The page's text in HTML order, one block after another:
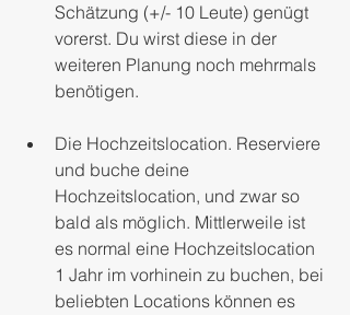
Schätzung (+/- 10 Leute) genügt
vorerst. Du wirst diese in der
weiteren Planung noch mehrmals
benötigen.
Die Hochzeitslocation. Reserviere
und buche deine
Hochzeitslocation, und zwar so
bald als möglich. Mittlerweile ist
es normal eine Hochzeitslocation
1 Jahr im vorhinein zu buchen, bei
beliebten Locations können es